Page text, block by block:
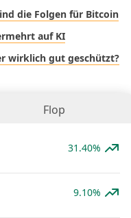
die Folgen für Bitcoin
auf KI
wirklich gut geschützt?
Flop
31.40%
9.10%